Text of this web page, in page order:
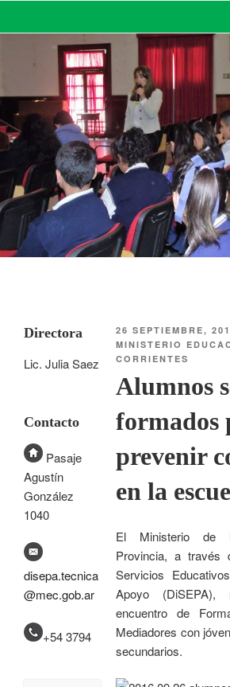
MINISTERIO DE
DE CORRIENTES
26 SEPTIEMBRE,
MINISTERIO
CORRIENTES
Alumnos
formados
prevenir
en la
El Ministerio de
Provincia, a través
Servicios
Apoyo
encuentro de
Mediadores con
secundarios.
Directora
Lic. Julia Saez
Contacto
Pasaje
Agustín
González
1040
disepa.tecnica
@mec.gob.ar
+54 3794